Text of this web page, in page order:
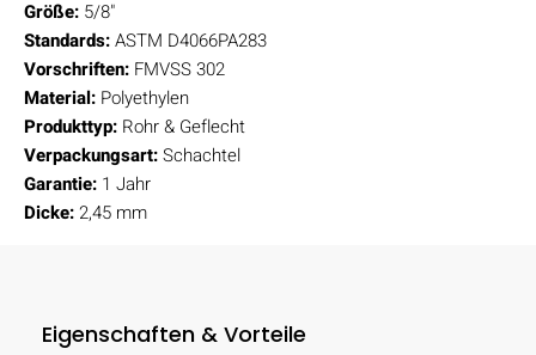
Größe: 5/8"
Standards:ASTM D4066PA283
Vorschriften: FMVSS 302
Material: Polyethylen
Produkttyp: Rohr & Geflecht
Verpackungsart:Schachtel
Garantie: 1 Jahr
Dicke:2,45 mm
Eigenschaften & Vorteile